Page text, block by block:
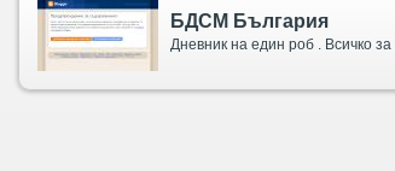
БДСМ България
Дневник на един роб . Всичко